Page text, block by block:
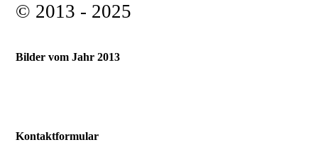
© 2013 - 2025
Bilder vom Jahr 2013
Kontaktformular